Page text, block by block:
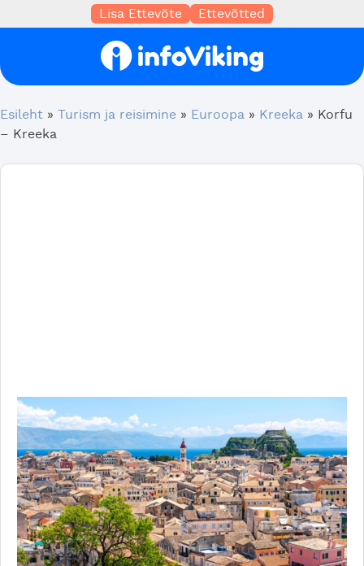
Lisa Ettevõte Ettevõtted
Esileht » Turism ja reisimine » Euroopa » Kreeka » Korfu
– Kreeka